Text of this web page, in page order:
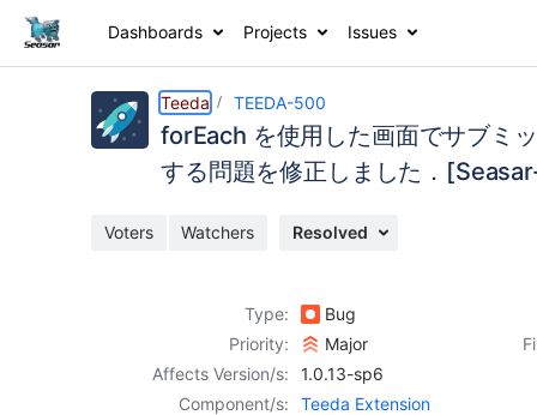
Dashboards Projects Issues
Teeda TEEDA-500
forEach を使用した画面でサブミ
する問題を修正しました．
Voters Watchers Resolved
Type:
Bug
Priority:
Major
Affects Version/s:
1.0.13-sp6
Component/s:
Teeda Extension